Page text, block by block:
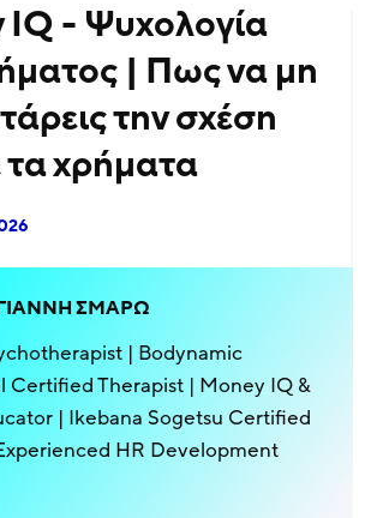
IQ - Ψυχολογία
| Πως να μη
την σχέση
χρήματα
ΣΜΑΡΏ
| Bodynamic
Certified Therapist | Money IQ &
| Ikebana Sogetsu Certified
HR Development